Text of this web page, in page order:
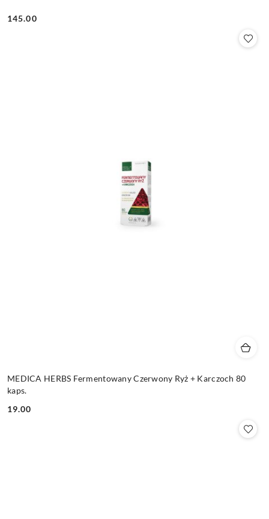
Cena:
145.00
MEDICA HERBS Fermentowany Czerwony Ryż + Karczoch 80
kaps.
Cena:
19.00